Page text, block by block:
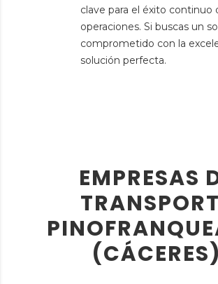
clave para el éxito continuo
operaciones. Si buscas un
comprometido con la
solución perfecta.
EMPRESAS
(CÁCERES)